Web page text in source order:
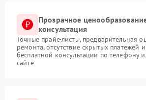
Прозрачное
консультация
Точные прайс-листы, предварительная
ремонта, отсутствие скрытых платежей
бесплатной консультации по телефону
сайте